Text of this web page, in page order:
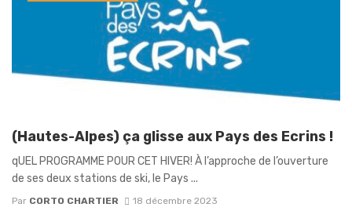
(Hautes-Alpes) ça glisse aux Pays des Ecrins !
qUEL PROGRAMME POUR CET HIVER! À l’approche de l’ouverture
de ses deux stations de ski, le Pays ...
Par CORTO CHARTIER 18 décembre 2023